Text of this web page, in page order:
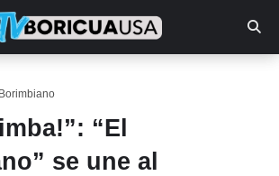
“El
se une al